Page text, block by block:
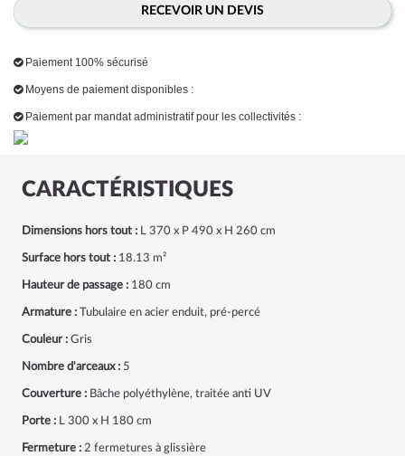
CARACTÉRISTIQUES
Dimensions hors tout : L 370 x P 490 x H 260 cm
Surface hors tout : 18.13 m²
Hauteur de passage : 180 cm
Armature : Tubulaire en acier enduit, pré-percé
Couleur : Gris
Nombre d'arceaux : 5
Couverture : Bâche polyéthylène, traitée anti UV
Porte : L 300 x H 180 cm
Fermeture : 2 fermetures à glissière
RECEVOIR UN DEVIS
Paiement 100% sécurisé
Moyens de paiement disponibles :
Paiement par mandat administratif pour les collectivités :